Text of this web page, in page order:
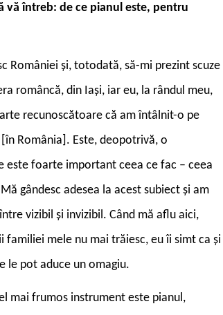
vă întreb: de ce pianul este, pentru
României și, totodată, să-mi prezint scuze
româncă, din Iași, iar eu, la rândul meu,
recunoscătoare că am întâlnit-o pe
România]. Este, deopotrivă, o
este foarte important ceea ce fac – ceea
gândesc adesea la acest subiect și am
vizibil și invizibil. Când mă aflu aici,
mele nu mai trăiesc, eu îi simt ca și
le pot aduce un omagiu.
mai frumos instrument este pianul,